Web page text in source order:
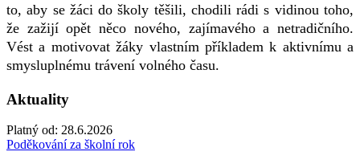
to, aby se žáci do školy těšili, chodili rádi s vidinou toho,
že zažijí opět něco nového, zajímavého a netradičního.
Vést a motivovat žáky vlastním příkladem k aktivnímu a
smysluplnému trávení volného času.
Aktuality
Platný od: 28.6.2026
Poděkování za školní rok